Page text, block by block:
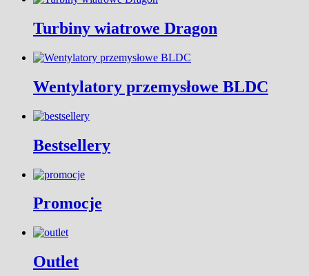
Turbiny wiatrowe Dragon
Wentylatory przemysłowe BLDC
Bestsellery
Promocje
Outlet